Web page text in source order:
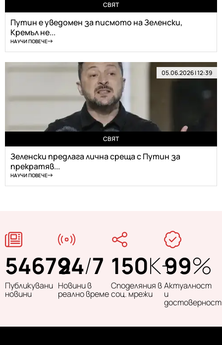
СВЯТ
Путин е уведомен за писмото на Зеленски,
Кремъл не...
НАУЧИ ПОВЕЧЕ
05.06.2026 | 12:39
СВЯТ
Зеленски предлага лична среща с Путин за
прекратяв...
НАУЧИ ПОВЕЧЕ
54679
Публикувани
новини
24/7
Новини в
реално време
150K+
Споделяния в
соц. мрежи
99%
Актуалност
и
достоверност